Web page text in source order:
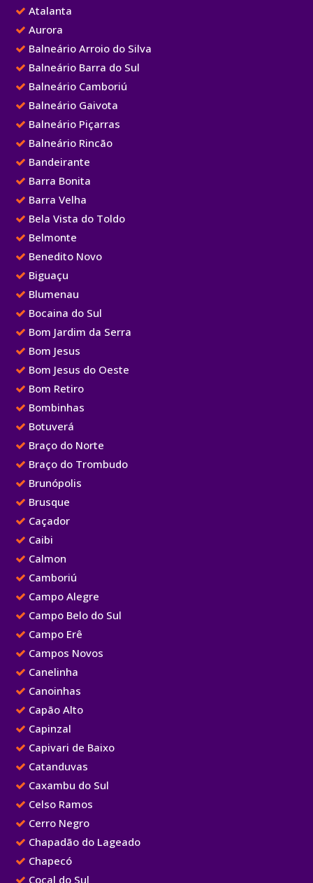
Atalanta
Aurora
Balneário Arroio do Silva
Balneário Barra do Sul
Balneário Camboriú
Balneário Gaivota
Balneário Piçarras
Balneário Rincão
Bandeirante
Barra Bonita
Barra Velha
Bela Vista do Toldo
Belmonte
Benedito Novo
Biguaçu
Blumenau
Bocaina do Sul
Bom Jardim da Serra
Bom Jesus
Bom Jesus do Oeste
Bom Retiro
Bombinhas
Botuverá
Braço do Norte
Braço do Trombudo
Brunópolis
Brusque
Caçador
Caibi
Calmon
Camboriú
Campo Alegre
Campo Belo do Sul
Campo Erê
Campos Novos
Canelinha
Canoinhas
Capão Alto
Capinzal
Capivari de Baixo
Catanduvas
Caxambu do Sul
Celso Ramos
Cerro Negro
Chapadão do Lageado
Chapecó
Cocal do Sul